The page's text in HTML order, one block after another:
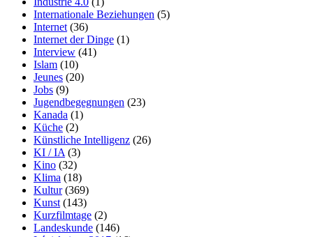
Internationale Beziehungen (5)
Internet (36)
Internet der Dinge (1)
Interview (41)
Islam (10)
Jeunes (20)
Jobs (9)
Jugendbegegnungen (23)
Kanada (1)
Küche (2)
Künstliche Intelligenz (26)
KI / IA (3)
Kino (32)
Klima (18)
Kultur(369)
Kunst (143)
Kurzfilmtage (2)
Landeskunde (146)